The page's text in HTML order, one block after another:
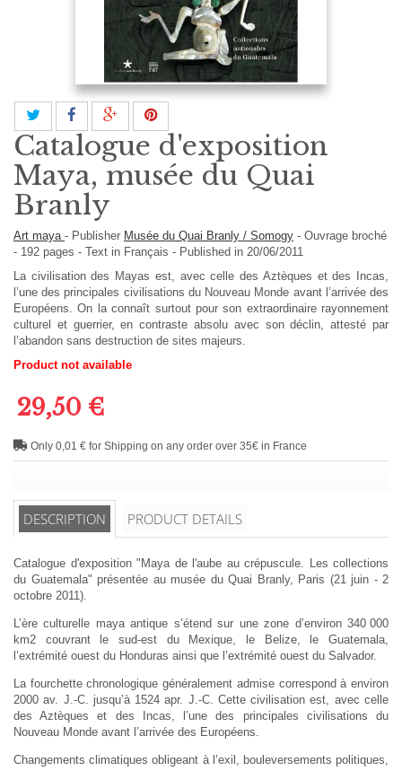
Catalogue d'exposition
Maya, musée du Quai
Branly
Art maya - Publisher Musée du Quai Branly / Somogy - Ouvrage broché
- 192 pages - Text in Français - Published in 20/06/2011
La civilisation des Mayas est, avec celle des Aztèques et des Incas,
l’une des principales civilisations du Nouveau Monde avant l’arrivée des
Européens. On la connaît surtout pour son extraordinaire rayonnement
culturel et guerrier, en contraste absolu avec son déclin, attesté par
l’abandon sans destruction de sites majeurs.
Product not available
29,50 €
Only 0,01 € for Shipping on any order over 35€ in France
DESCRIPTION PRODUCT DETAILS
Catalogue d'exposition "Maya de l'aube au crépuscule. Les collections
du Guatemala" présentée au musée du Quai Branly, Paris (21 juin - 2
octobre 2011).
L’ère culturelle maya antique s’étend sur une zone d’environ 340 000
km2 couvrant le sud-est du Mexique, le Belize, le Guatemala,
l’extrémité ouest du Honduras ainsi que l’extrémité ouest du Salvador.
La fourchette chronologique généralement admise correspond à environ
2000 av. J.-C. jusqu’à 1524 apr. J.-C. Cette civilisation est, avec celle
des Aztèques et des Incas, l’une des principales civilisations du
Nouveau Monde avant l’arrivée des Européens.
Changements climatiques obligeant à l’exil, bouleversements politiques,